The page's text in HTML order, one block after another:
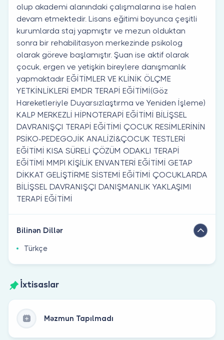
olup akademi alanındaki çalışmalarına ise halen
devam etmektedir. Lisans eğitimi boyunca çeşitli
kurumlarda staj yapmıştır ve mezun olduktan
sonra bir rehabilitasyon merkezinde psikolog
olarak göreve başlamıştır. Şuan ise aktif olarak
çocuk, ergen ve yetişkin bireylere danışmanlık
yapmaktadır EĞİTİMLER VE KLİNİK ÖLÇME
YETKİNLİKLERİ EMDR TERAPİ EĞİTİMİ(Göz
Hareketleriyle Duyarsızlaştırma ve Yeniden İşleme)
KALP MERKEZLİ HİPNOTERAPİ EĞİTİMİ BİLİŞSEL
DAVRANIŞÇI TERAPİ EĞİTİMİ ÇOCUK RESİMLERİNİN
PSİKO-PEDEGOJİK ANALİZİ&ÇOCUK TESTLERİ
EĞİTİMİ KISA SÜRELİ ÇÖZÜM ODAKLI TERAPİ
EĞİTİMİ MMPI KİŞİLİK ENVANTERİ EĞİTİMİ GETAP
DİKKAT GELİŞTİRME SİSTEMİ EĞİTİMİ ÇOCUKLARDA
BİLİŞSEL DAVRANIŞÇI DANIŞMANLIK YAKLAŞIMI
TERAPİ EĞİTİMİ
Bilinən Dillər
Türkçe
İxtisaslar
Məzmun Tapılmadı